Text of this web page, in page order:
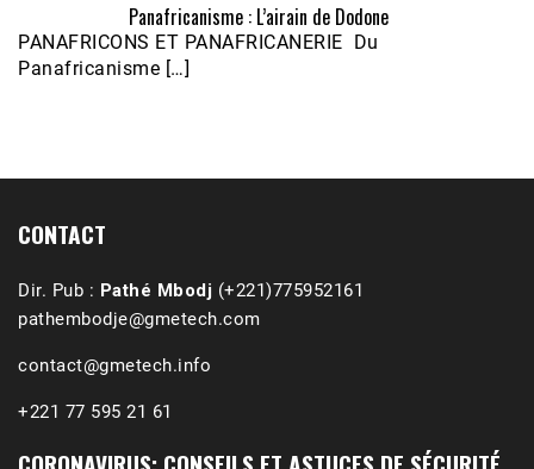
Écoutez le parcours de Claudiane Kapia
Nobana (Podologue)
Feb 24, 2021 • 28mn
Panafricanisme : L’airain de Dodone
PANAFRICONS ET PANAFRICANERIE Du
Panafricanisme […]
CONTACT
Dir. Pub : Pathé Mbodj (+221)775952161
pathembodje@gmetech.com
contact@gmetech.info
+221 77 595 21 61